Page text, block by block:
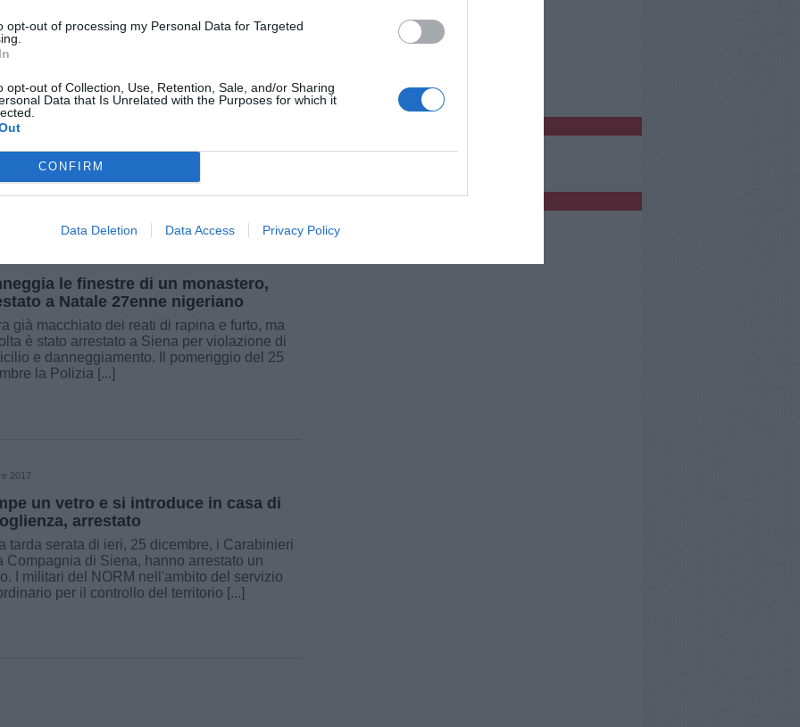
opt-out of processing my Personal Data for Targeted
opt-out of Collection, Use, Retention, Sale, and/or Sharing
Data that Is Unrelated with the Purposes for which it
CONFIRM
Data Deletion Data Access Privacy Policy
2017
viene scoperto e multato
Stradale di Siena ha scoperto, l’altro ieri,
di 44 anni che, al fine di non
le finestre di un monastero,
a Natale 27enne nigeriano
già macchiato dei reati di rapina e furto, ma
è stato arrestato a Siena per violazione di
e danneggiamento. Il pomeriggio del 25
la Polizia [...]
2017
un vetro e si introduce in casa di
arrestato
tarda serata di ieri, 25 dicembre, i Carabinieri
Compagnia di Siena, hanno arrestato un
I militari del NORM nell'ambito del servizio
per il controllo del territorio [...]
Meteo Empoli
pubblicità